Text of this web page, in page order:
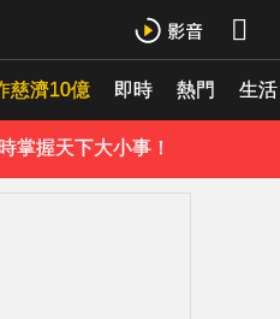
慈濟10億 即時 熱門 生活
掌握天下大小事！
《理財達人秀》X 安聯投信免費講座報名中！搶先卡位 2027
掌握天下大小事！